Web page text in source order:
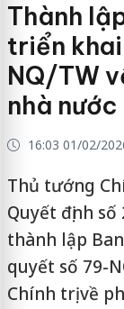
Thành
triển
NQ/TW
nhà nước
16:03 01/02/
Thủ tướng
Quyết định
thành lập
quyết số 79-
Chính trị về